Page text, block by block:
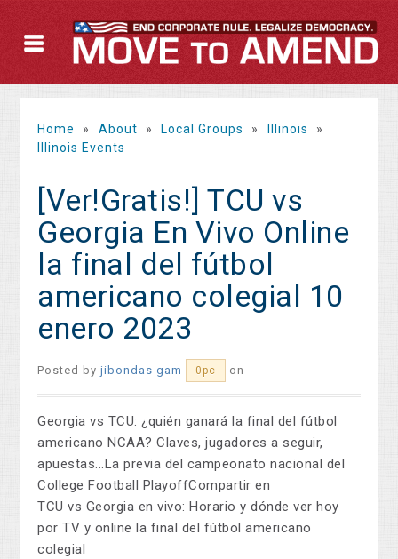
Home » About » Local Groups » Illinois
»
Illinois Events
[Ver!Gratis!] TCU vs
Georgia En Vivo Online
la final del fútbol
americano colegial 10
enero 2023
Posted byjibondas gam 0pc on
Georgia vs TCU: ¿quién ganará la final del fútbol
americano NCAA? Claves, jugadores a seguir,
apuestas...La previa del campeonato nacional del
College Football PlayoffCompartir en
TCU vs Georgia en vivo: Horario y dónde ver hoy
por TV y online la final del fútbol americano
colegial